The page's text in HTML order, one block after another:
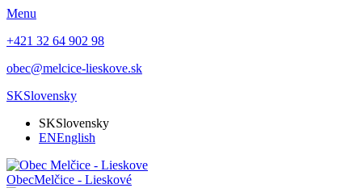
Menu
+421 32 64 902 98
obec@melcice-lieskove.sk
SKSlovensky
SKSlovensky
ENEnglish
ObecMelčice - Lieskové